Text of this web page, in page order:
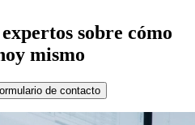
sobre cómo
mismo
de contacto